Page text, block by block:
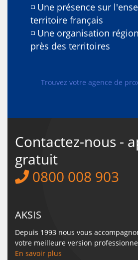
◽ Une présence sur
territoire français
◽ Une organisation
près des territoires
Trouvez votre agence de
Contactez-nous -
gratuit
0800 008 903
AKSIS
Depuis 1993 nous vous
votre meilleure version
En savoir plus